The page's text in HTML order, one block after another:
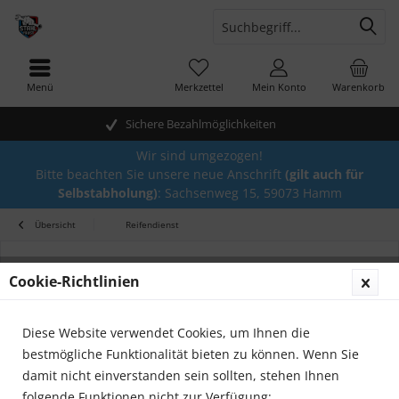
Sichere Bezahlmöglichkeiten
Warenkorb
Merkzettel Mein Konto
Menü
Wir sind umgezogen!
Bitte beachten Sie unsere neue Anschrift (gilt auch für
Selbstabholung): Sachsenweg 15, 59073 Hamm
Übersicht Reifendienst
Cookie-Richtlinien
Diese Website verwendet Cookies, um Ihnen die
bestmögliche Funktionalität bieten zu können. Wenn Sie
damit nicht einverstanden sein sollten, stehen Ihnen